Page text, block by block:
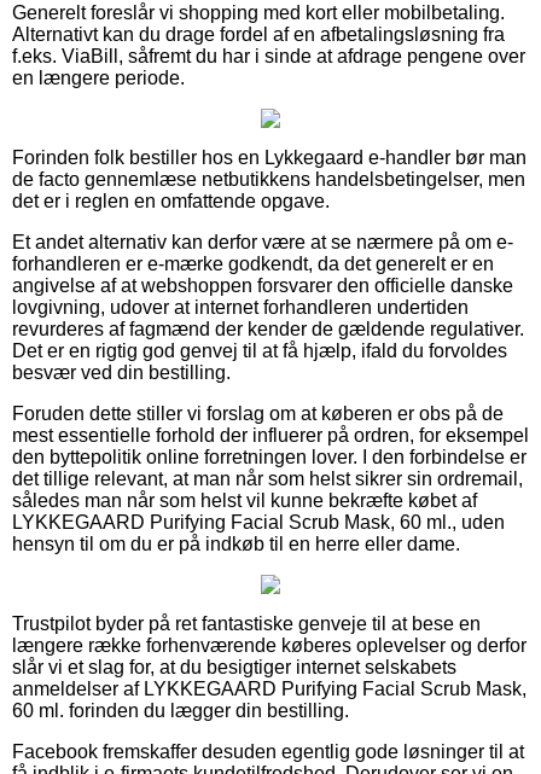
Generelt foreslår vi shopping med kort eller mobilbetaling.
Alternativt kan du drage fordel af en afbetalingsløsning fra
f.eks. ViaBill, såfremt du har i sinde at afdrage pengene over
en længere periode.
Forinden folk bestiller hos en Lykkegaard e-handler bør man
de facto gennemlæse netbutikkens handelsbetingelser, men
det er i reglen en omfattende opgave.
Et andet alternativ kan derfor være at se nærmere på om e-
forhandleren er e-mærke godkendt, da det generelt er en
angivelse af at webshoppen forsvarer den officielle danske
lovgivning, udover at internet forhandleren undertiden
revurderes af fagmænd der kender de gældende regulativer.
Det er en rigtig god genvej til at få hjælp, ifald du forvoldes
besvær ved din bestilling.
Foruden dette stiller vi forslag om at køberen er obs på de
mest essentielle forhold der influerer på ordren, for eksempel
den byttepolitik online forretningen lover. I den forbindelse er
det tillige relevant, at man når som helst sikrer sin ordremail,
således man når som helst vil kunne bekræfte købet af
LYKKEGAARD Purifying Facial Scrub Mask, 60 ml., uden
hensyn til om du er på indkøb til en herre eller dame.
Trustpilot byder på ret fantastiske genveje til at bese en
længere række forhenværende køberes oplevelser og derfor
slår vi et slag for, at du besigtiger internet selskabets
anmeldelser af LYKKEGAARD Purifying Facial Scrub Mask,
60 ml. forinden du lægger din bestilling.
Facebook fremskaffer desuden egentlig gode løsninger til at